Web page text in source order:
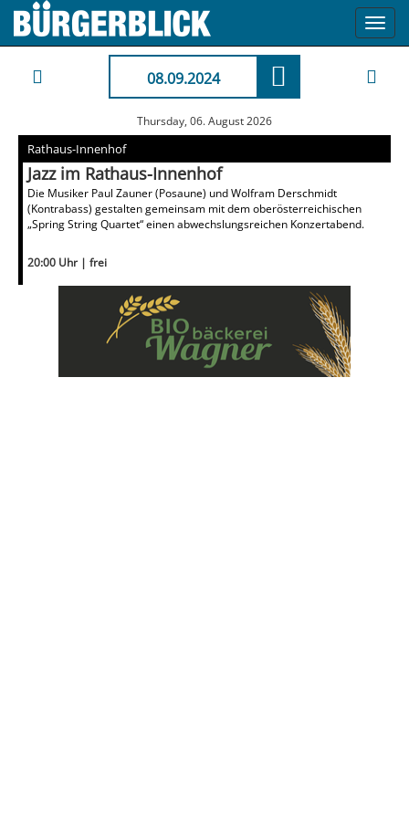
08.09.2024
Thursday, 06. August 2026
Rathaus-Innenhof
Jazz im Rathaus-Innenhof
Die Musiker Paul Zauner (Posaune) und Wolfram Derschmidt
(Kontrabass) gestalten gemeinsam mit dem oberösterreichischen
„Spring String Quartet“ einen abwechslungsreichen Konzertabend.
20:00 Uhr | frei